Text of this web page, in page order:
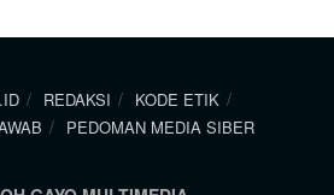
REDAKSI
KODE ETIK
PEDOMAN MEDIA SIBER